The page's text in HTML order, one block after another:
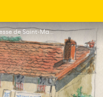
de Saint-Martin-des-Olmes
Dessin - Auberge de jeunesse de Saint-Martin_Saint-Martin-des-Olmes